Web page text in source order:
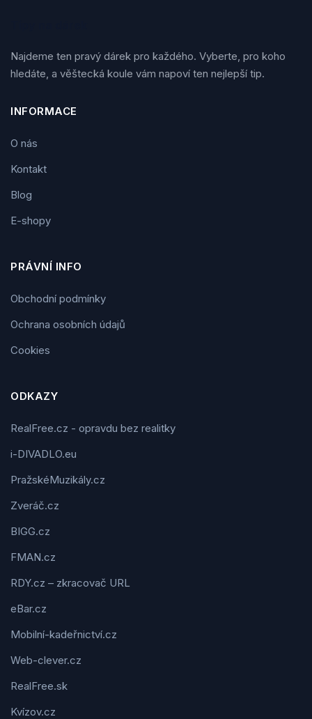
Najdeme ten pravý dárek pro každého. Vyberte, pro koho
hledáte, a věštecká koule vám napoví ten nejlepší tip.
INFORMACE
O nás
Kontakt
Blog
E-shopy
PRÁVNÍ INFO
Obchodní podmínky
Ochrana osobních údajů
Cookies
ODKAZY
RealFree.cz - opravdu bez realitky
i-DIVADLO.eu
PražskéMuzikály.cz
Zveráč.cz
BIGG.cz
FMAN.cz
RDY.cz – zkracovač URL
eBar.cz
Mobilní-kadeřnictví.cz
Web-clever.cz
RealFree.sk
Kvízov.cz